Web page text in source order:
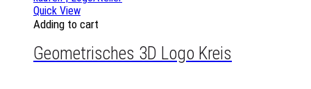
Quick View
Adding to cart
Geometrisches 3D Logo Kreis